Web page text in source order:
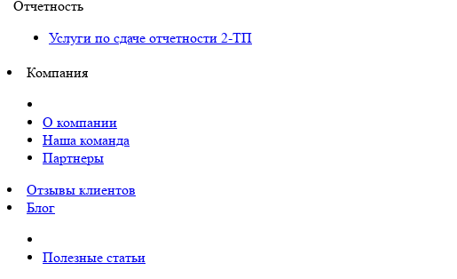
Отчетность
Услуги по сдаче отчетности 2-ТП
Компания
О компании
Наша команда
Партнеры
Отзывы клиентов
Блог
Полезные статьи